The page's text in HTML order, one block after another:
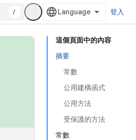
/ 登入
這個頁面中的內容
摘要
常數
公用建構函式
公用方法
受保護的方法
常數